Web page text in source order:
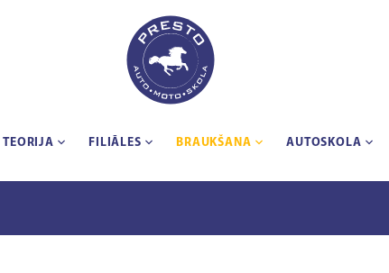
TEORIJA FILIĀLES BRAUKŠANA AUTOSKOLA